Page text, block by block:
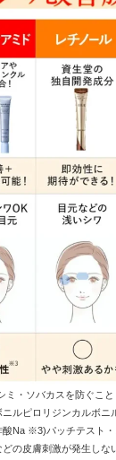
ミ・ソバカスを防ぐこ
ルピロリジンカルボニ
酸Na ※3)パッチテスト
の皮膚刺激が発生しな